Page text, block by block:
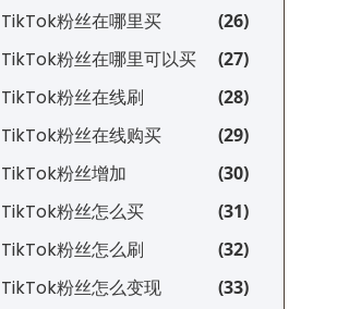
TikTok粉丝在哪里买
TikTok粉丝在哪里可以买
TikTok粉丝在线刷
TikTok粉丝在线购买
TikTok粉丝增加
TikTok粉丝怎么买
TikTok粉丝怎么刷
TikTok粉丝怎么变现